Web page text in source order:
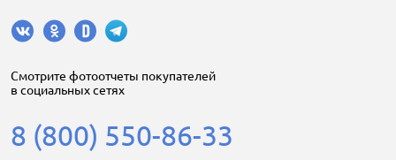
Cмотрите фотоотчеты покупателей
в социальных сетях
8 (800) 550-86-33